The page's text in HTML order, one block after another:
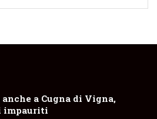
a Cugna di Vigna,
impauriti